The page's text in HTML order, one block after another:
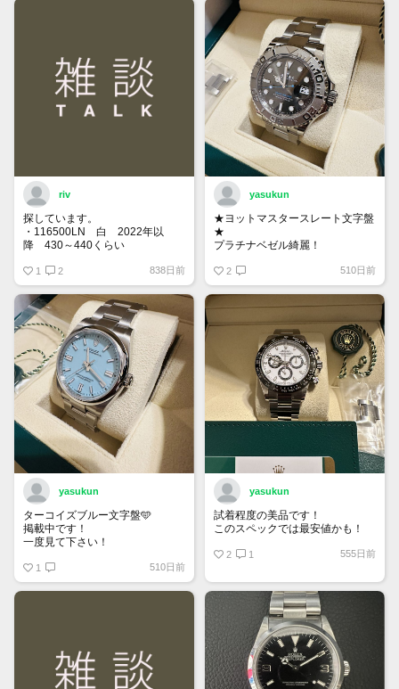
riv
探しています。
・116500LN 白 2022年以
降 430～440くらい
式 120くらい
もし売却を検討している方がいま
したら、お声がけ頂けたら幸いで
す。
1 2 838日前
yasukun
★ヨットマスタースレート文字盤
★
プラチナベゼル綺麗！
2 510日前
yasukun
ターコイズブルー文字盤🩵
掲載中です！
一度見て下さい！
1 510日前
yasukun
試着程度の美品です！
このスペックでは最安値かも！
2 1 555日前